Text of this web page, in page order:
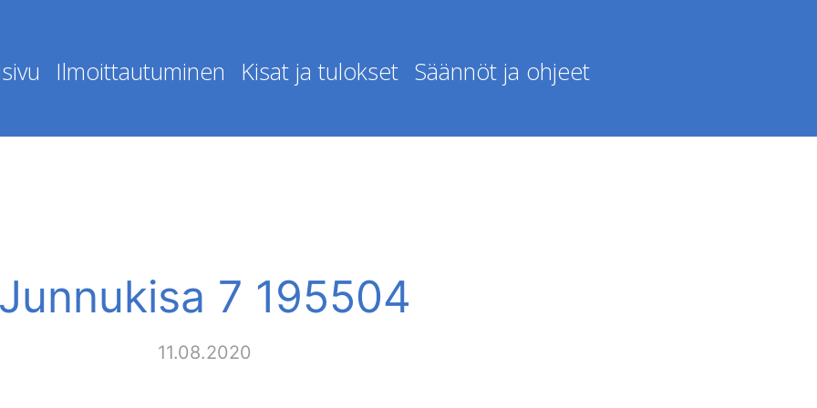
Ilmoittautuminen Kisat ja tulokset Säännöt ja ohjeet
7 195504
11.08.2020